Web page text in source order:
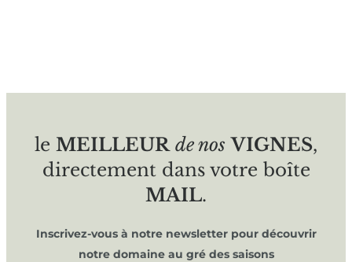
le MEILLEUR de nos VIGNES,
directement dans votre boîte
MAIL.
Inscrivez-vous à notre newsletter pour découvrir
notre domaine au gré des saisons